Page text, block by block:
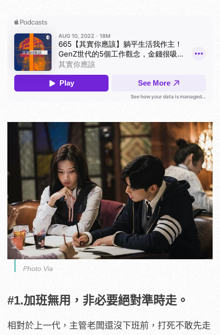
Photo Via
#1.加班無用，非必要絕對準時走。
相對於上一代，主管老闆還沒下班前，打死不敢先走